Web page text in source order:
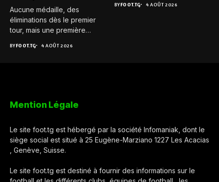
Aucune médaille, des
éliminations dès le premier
tour, mais une première
BYFOOT.TG 4 AOÛT 2026
BYFOOT.TG 4 AOÛT 2026
Mention Légale
Le site foot.tg est hébergé par la société Infomaniak, dont le
siège social est situé à 25 Eugène-Marziano 1227 Les Acacias
, Genève, Suisse.
Le site foot.tg est destiné à fournir des informations sur le